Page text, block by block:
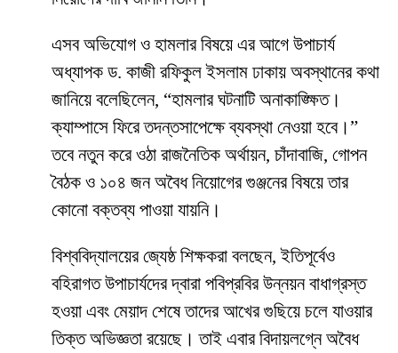
​এসব অভিযোগ ও হামলার বিষয়ে এর আগে উপাচার্য
অধ্যাপক ড. কাজী রফিকুল ইসলাম ঢাকায় অবস্থানের কথা
জানিয়ে বলেছিলেন, “হামলার ঘটনাটি অনাকাঙ্ক্ষিত।
ক্যাম্পাসে ফিরে তদন্তসাপেক্ষে ব্যবস্থা নেওয়া হবে।”
তবে নতুন করে ওঠা রাজনৈতিক অর্থায়ন, চাঁদাবাজি, গোপন
বৈঠক ও ১০৪ জন অবৈধ নিয়োগের গুঞ্জনের বিষয়ে তার
কোনো বক্তব্য পাওয়া যায়নি।
​বিশ্ববিদ্যালয়ের জ্যেষ্ঠ শিক্ষকরা বলছেন, ইতিপূর্বেও
বহিরাগত উপাচার্যদের দ্বারা পবিপ্রবির উন্নয়ন বাধাগ্রস্ত
হওয়া এবং মেয়াদ শেষে তাদের আখের গুছিয়ে চলে যাওয়ার
তিক্ত অভিজ্ঞতা রয়েছে। তাই এবার বিদায়লগ্নে অবৈধ